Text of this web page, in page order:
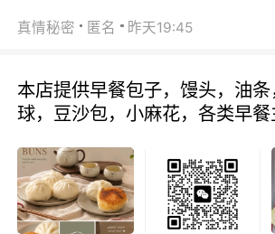
真情秘密 匿名 昨天19:45
本店提供早餐包子，馒头，油
球，豆沙包，小麻花，各类早